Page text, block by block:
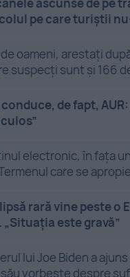
ascunse de pe
pe care turiștii
oameni, arestați
suspecți sunt și 166
de fapt,
electronic, în fața
care se apropie
rară vine peste o
este gravă”
lui Joe Biden a
său vorbește despre